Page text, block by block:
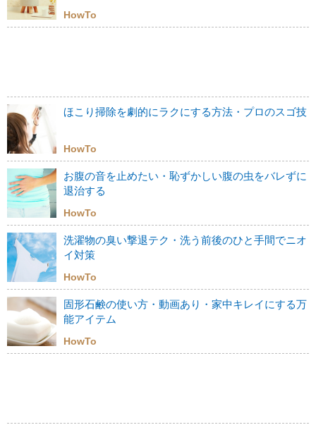
HowTo
ほこり掃除を劇的にラクにする方法・プロのスゴ技
HowTo
お腹の音を止めたい・恥ずかしい腹の虫をバレずに
退治する
HowTo
洗濯物の臭い撃退テク・洗う前後のひと手間でニオ
イ対策
HowTo
固形石鹸の使い方・動画あり・家中キレイにする万
能アイテム
HowTo